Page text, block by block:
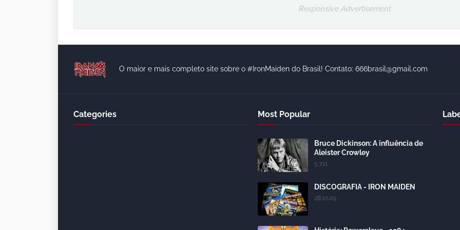
Responsive Advertisement
O maior e mais completo site sobre o #IronMaiden do Brasil! Contato: 666brasil@gmail.com
Categories Most Popular
Bruce Dickinson: A influência de
Aleister Crowley
5.7.11
DISCOGRAFIA - IRON MAIDEN
28.10.09